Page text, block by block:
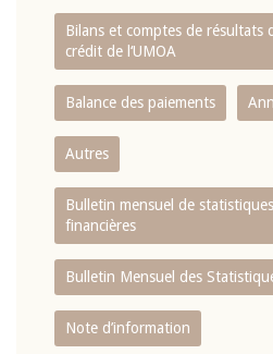
Bilans et comptes de résultats
crédit de l‘UMOA
Balance des paiements
Autres
Bulletin mensuel de
financières
Bulletin Mensuel des
Note d’information